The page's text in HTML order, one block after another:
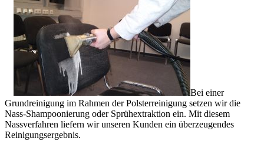
Bei einer
Grundreinigung im Rahmen der Polsterreinigung setzen wir die
Nass-Shampoonierung oder Sprühextraktion ein. Mit diesem
Nassverfahren liefern wir unseren Kunden ein überzeugendes
Reinigungsergebnis.